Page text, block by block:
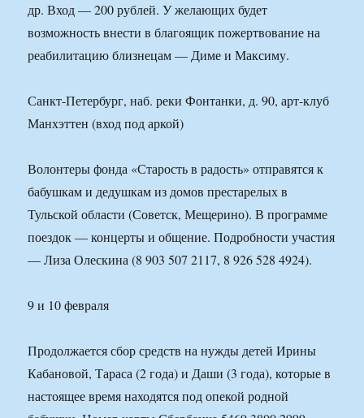
др. Вход — 200 рублей. У желающих будет
возможность внести в благоящик пожертвование на
реабилитацию близнецам — Диме и Максиму.
Санкт-Петербург, наб. реки Фонтанки, д. 90, арт-клуб
Манхэттен (вход под аркой)
Волонтеры фонда «Старость в радость» отправятся к
бабушкам и дедушкам из домов престарелых в
Тульской области (Советск, Мещерино). В программе
поездок — концерты и общение. Подробности участия
— Лиза Олескина (8 903 507 2117, 8 926 528 4924).
9 и 10 февраля
Продолжается сбор средств на нужды детей Ирины
Кабановой, Тараса (2 года) и Даши (3 года), которые в
настоящее время находятся под опекой родной